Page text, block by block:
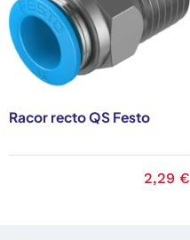
Racor recto QS Festo
Precio
2,29 €